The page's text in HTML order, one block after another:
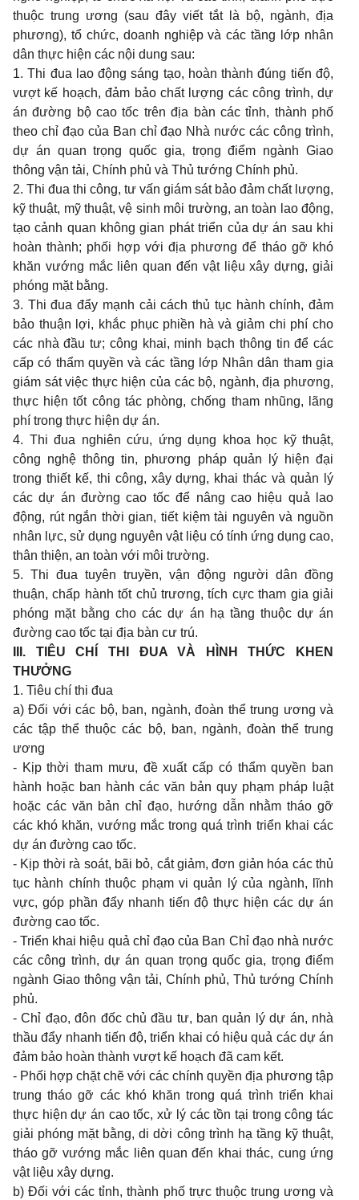
thuộc trung ương (sau đây viết tắt là bộ, ngành, địa
phương), tổ chức, doanh nghiệp và các tầng lớp nhân
dân thực hiện các nội dung sau:
1. Thi đua lao động sáng tạo, hoàn thành đúng tiến độ,
vượt kế hoạch, đảm bảo chất lượng các công trình, dự
án đường bộ cao tốc trên địa bàn các tỉnh, thành phố
theo chỉ đạo của Ban chỉ đạo Nhà nước các công trình,
dự án quan trọng quốc gia, trọng điểm ngành Giao
thông vận tải, Chính phủ và Thủ tướng Chính phủ.
2. Thi đua thi công, tư vấn giám sát bảo đảm chất lượng,
kỹ thuật, mỹ thuật, vệ sinh môi trường, an toàn lao động,
tạo cảnh quan không gian phát triển của dự án sau khi
hoàn thành; phối hợp với địa phương để tháo gỡ khó
khăn vướng mắc liên quan đến vật liệu xây dựng, giải
phóng mặt bằng.
3. Thi đua đẩy mạnh cải cách thủ tục hành chính, đảm
bảo thuận lợi, khắc phục phiền hà và giảm chi phí cho
các nhà đầu tư; công khai, minh bạch thông tin để các
cấp có thẩm quyền và các tầng lớp Nhân dân tham gia
giám sát việc thực hiện của các bộ, ngành, địa phương,
thực hiện tốt công tác phòng, chống tham nhũng, lãng
phí trong thực hiện dự án.
4. Thi đua nghiên cứu, ứng dụng khoa học kỹ thuật,
công nghệ thông tin, phương pháp quản lý hiện đại
trong thiết kế, thi công, xây dựng, khai thác và quản lý
các dự án đường cao tốc để nâng cao hiệu quả lao
động, rút ngắn thời gian, tiết kiệm tài nguyên và nguồn
nhân lực, sử dụng nguyên vật liệu có tính ứng dụng cao,
thân thiện, an toàn với môi trường.
5. Thi đua tuyên truyền, vận động người dân đồng
thuận, chấp hành tốt chủ trương, tích cực tham gia giải
phóng mặt bằng cho các dự án hạ tầng thuộc dự án
đường cao tốc tại địa bàn cư trú.
III. TIÊU CHÍ THI ĐUA VÀ HÌNH THỨC KHEN
THƯỞNG
1. Tiêu chí thi đua
a) Đối với các bộ, ban, ngành, đoàn thể trung ương và
các tập thể thuộc các bộ, ban, ngành, đoàn thể trung
ương
- Kịp thời tham mưu, đề xuất cấp có thẩm quyền ban
hành hoặc ban hành các văn bản quy phạm pháp luật
hoặc các văn bản chỉ đạo, hướng dẫn nhằm tháo gỡ
các khó khăn, vướng mắc trong quá trình triển khai các
dự án đường cao tốc.
- Kịp thời rà soát, bãi bỏ, cắt giảm, đơn giản hóa các thủ
tục hành chính thuộc phạm vi quản lý của ngành, lĩnh
vực, góp phần đẩy nhanh tiến độ thực hiện các dự án
đường cao tốc.
- Triển khai hiệu quả chỉ đạo của Ban Chỉ đạo nhà nước
các công trình, dự án quan trọng quốc gia, trọng điểm
ngành Giao thông vận tải, Chính phủ, Thủ tướng Chính
phủ.
- Chỉ đạo, đôn đốc chủ đầu tư, ban quản lý dự án, nhà
thầu đẩy nhanh tiến độ, triển khai có hiệu quả các dự án
đảm bảo hoàn thành vượt kế hoạch đã cam kết.
- Phối hợp chặt chẽ với các chính quyền địa phương tập
trung tháo gỡ các khó khăn trong quá trình triển khai
thực hiện dự án cao tốc, xử lý các tồn tại trong công tác
giải phóng mặt bằng, di dời công trình hạ tầng kỹ thuật,
tháo gỡ vướng mắc liên quan đến khai thác, cung ứng
vật liệu xây dựng.
b) Đối với các tỉnh, thành phố trực thuộc trung ương và